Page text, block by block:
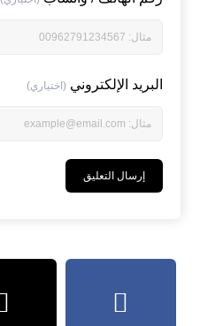
البريد الإلكتروني (اختياري)